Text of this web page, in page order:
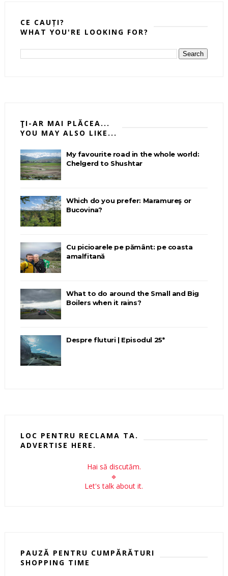
CE CAUȚI?
WHAT YOU'RE LOOKING FOR?
ŢI-AR MAI PLĂCEA...
YOU MAY ALSO LIKE...
My favourite road in the whole world:
Chelgerd to Shushtar
Which do you prefer: Maramureş or
Bucovina?
Cu picioarele pe pământ: pe coasta
amalfitană
What to do around the Small and Big
Boilers when it rains?
Despre fluturi | Episodul 25*
LOC PENTRU RECLAMA TA.
ADVERTISE HERE.
Hai să discutăm.
🔹
Let's talk about it.
PAUZĂ PENTRU CUMPĂRĂTURI
SHOPPING TIME